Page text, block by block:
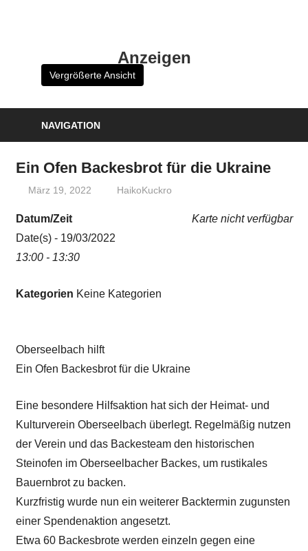
Anzeigen
Vergrößerte Ansicht
NAVIGATION
Ein Ofen Backesbrot für die Ukraine
März 19, 2022 HaikoKuckro
Karte nicht verfügbar
Datum/Zeit
Date(s) - 19/03/2022
13:00 - 13:30
Kategorien Keine Kategorien
Oberseelbach hilft
Ein Ofen Backesbrot für die Ukraine
Eine besondere Hilfsaktion hat sich der Heimat- und
Kulturverein Oberseelbach überlegt. Regelmäßig nutzen
der Verein und das Backesteam den historischen
Steinofen im Oberseelbacher Backes, um rustikales
Bauernbrot zu backen.
Kurzfristig wurde nun ein weiterer Backtermin zugunsten
einer Spendenaktion angesetzt.
Etwa 60 Backesbrote werden einzeln gegen eine